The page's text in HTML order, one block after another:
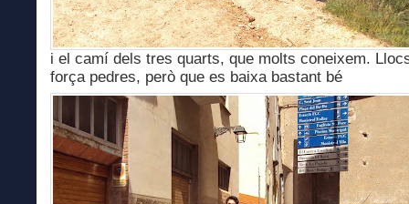
i el camí dels tres quarts, que molts coneixem.
força pedres, però que es baixa bastant bé